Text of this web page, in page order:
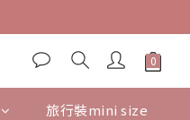
旅行裝mini size